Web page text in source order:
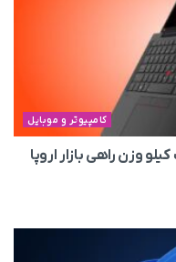
کامپیوتر و موبایل
وزن راهی بازار اروپا